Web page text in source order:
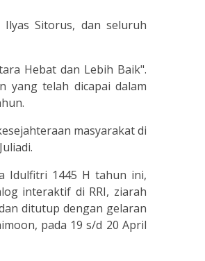
Sitorus, dan seluruh
Hebat dan Lebih Baik".
yang telah dicapai dalam
masyarakat di
Idulfitri 1445 H tahun ini,
interaktif di RRI, ziarah
ditutup dengan gelaran
pada 19 s/d 20 April